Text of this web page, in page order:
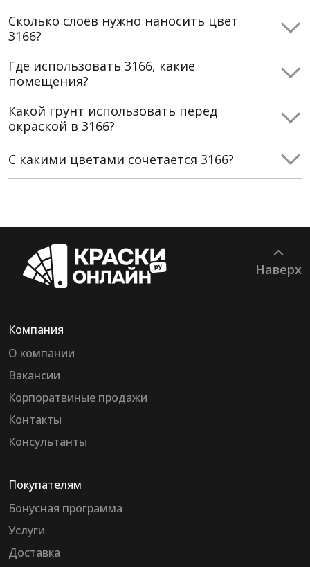
Сколько слоёв нужно наносить цвет
3166?
Где использовать 3166, какие
помещения?
Какой грунт использовать перед
окраской в 3166?
С какими цветами сочетается 3166?
Наверх
Компания
О компании
Вакансии
Корпоратвиные продажи
Контакты
Консультанты
Покупателям
Бонусная программа
Услуги
Доставка